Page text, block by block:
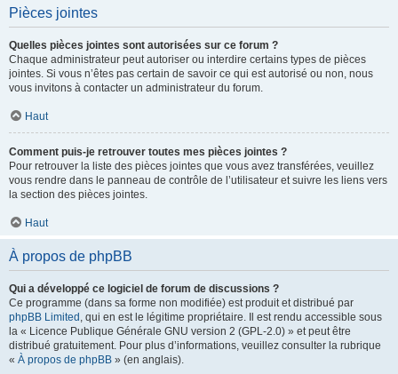
Pièces jointes
Quelles pièces jointes sont autorisées sur ce forum ?
Chaque administrateur peut autoriser ou interdire certains types de pièces
jointes. Si vous n’êtes pas certain de savoir ce qui est autorisé ou non, nous
vous invitons à contacter un administrateur du forum.
Haut
Comment puis-je retrouver toutes mes pièces jointes ?
Pour retrouver la liste des pièces jointes que vous avez transférées, veuillez
vous rendre dans le panneau de contrôle de l’utilisateur et suivre les liens vers
la section des pièces jointes.
Haut
À propos de phpBB
Qui a développé ce logiciel de forum de discussions ?
Ce programme (dans sa forme non modifiée) est produit et distribué par
phpBB Limited , qui en est le légitime propriétaire. Il est rendu accessible sous
la « Licence Publique Générale GNU version 2 (GPL-2.0) » et peut être
distribué gratuitement. Pour plus d’informations, veuillez consulter la rubrique
« À propos de phpBB » (en anglais).